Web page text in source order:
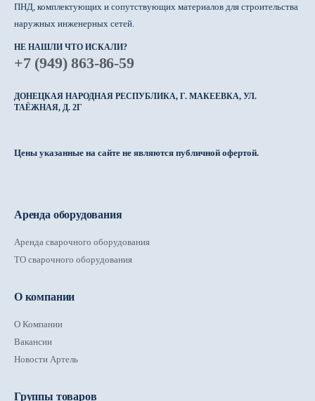
ПНД, комплектующих и сопутствующих материалов для строительства
наружных инженерных сетей.
НЕ НАШЛИ ЧТО ИСКАЛИ?
+7 (949) 863-86-59
ДОНЕЦКАЯ НАРОДНАЯ РЕСПУБЛИКА, Г. МАКЕЕВКА, УЛ.
ТАЁЖНАЯ, Д. 2Г
Цены указанные на сайте не являются публичной офертой.
Аренда оборудования
Аренда сварочного оборудования
ТО сварочного оборудования
О компании
О Компании
Вакансии
Новости Артель
Группы товаров